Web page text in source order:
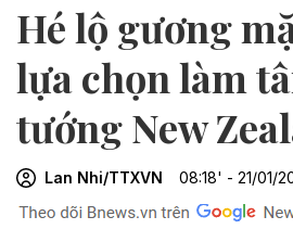
Hé lộ gương
lựa chọn làm
tướng New
Lan Nhi/TTXVN 08:18' - 21/01/